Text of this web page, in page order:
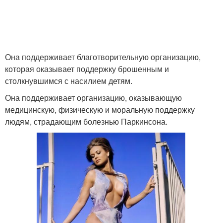
Она поддерживает благотворительную организацию,
которая оказывает поддержку брошенным и
столкнувшимся с насилием детям.
Она поддерживает организацию, оказывающую
медицинскую, физическую и моральную поддержку
людям, страдающим болезнью Паркинсона.